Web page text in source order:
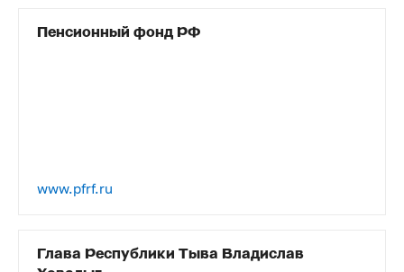
Пенсионный фонд РФ
www.pfrf.ru
Глава Республики Тыва Владислав